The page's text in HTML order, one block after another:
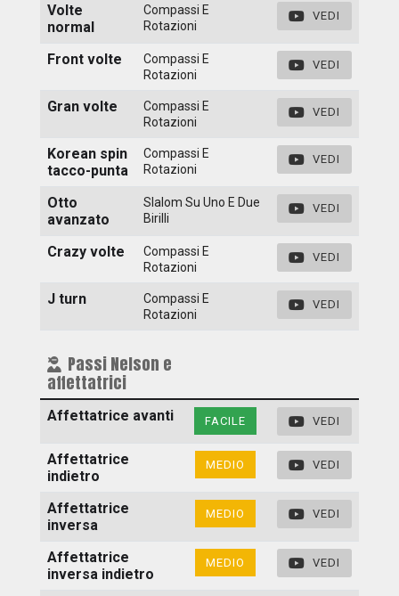
Volte
normal
Compassi E
Rotazioni
VEDI
Front volte
Compassi E
Rotazioni
VEDI
Gran volte
Compassi E
Rotazioni
VEDI
Korean spin
tacco-punta
Compassi E
Rotazioni
VEDI
Otto
avanzato
Slalom Su Uno E Due
Birilli
VEDI
Crazy volte
Compassi E
Rotazioni
VEDI
J turn
Compassi E
Rotazioni
VEDI
Passi Nelson e
affettatrici
Affettatrice avanti FACILE VEDI
Affettatrice
indietro
MEDIO VEDI
Affettatrice
inversa
MEDIO VEDI
Affettatrice
inversa indietro
MEDIO VEDI